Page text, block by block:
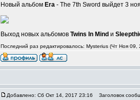
Новый альбом Era - The 7th Sword выйдет 3
Выход новых альбомов Twins In Mind и
Последний раз редактировалось: Mysterius (Чт Ноя 09,
Добавлено: Сб Окт 14, 2017 23:16 Заголовок